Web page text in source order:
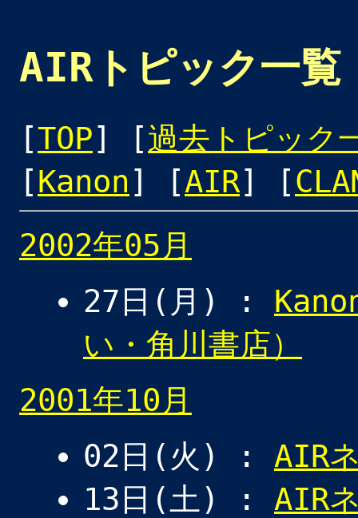
AIRトピック一覧
[TOP] [過去トピック
[Kanon ] [AIR] [
2002年05月
27日(月) :
い・角川書店）
2001年10月
02日(火) : AIR
13日(土) : AIR